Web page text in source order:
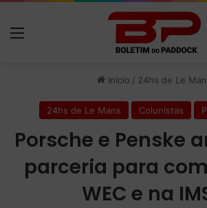
Início / 24hs de Le
24hs de Le Mans Colunistas
Porsche e Penske
parceria para
WEC e na